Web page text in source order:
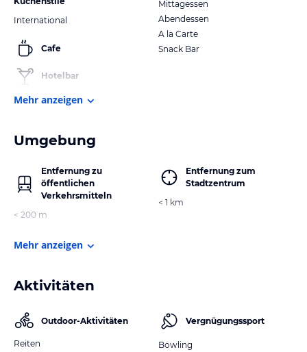
International
Cafe
Hotelbar
Mittagessen
Abendessen
A la Carte
Snack Bar
Mehr anzeigen
Umgebung
Entfernung zu
öffentlichen
Verkehrsmitteln
< 200 m
Entfernung zum
Stadtzentrum
< 1 km
Mehr anzeigen
Aktivitäten
Outdoor-Aktivitäten
Reiten
Vergnügungssport
Bowling